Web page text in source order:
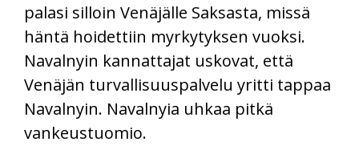
palasi silloin Venäjälle Saksasta, missä
häntä hoidettiin myrkytyksen vuoksi.
Navalnyin kannattajat uskovat, että
Venäjän turvallisuuspalvelu yritti tappaa
Navalnyin. Navalnyia uhkaa pitkä
vankeustuomio.